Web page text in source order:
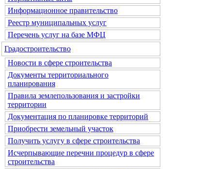
Информационное правительство
Реестр муниципальных услуг
Перечень услуг на базе МФЦ
Градостроительство
Новости в сфере строительства
Документы территориального
планирования
Правила землепользования и застройки
территории
Документация по планировке территорий
Приобрести земельный участок
Получить услугу в сфере строительства
Исчерпывающие перечни процедур в сфере
строительства